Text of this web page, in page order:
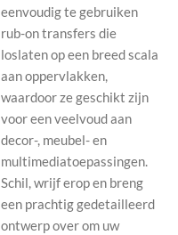
eenvoudig te gebruiken
rub-on transfers die
loslaten op een breed scala
aan oppervlakken,
waardoor ze geschikt zijn
voor een veelvoud aan
decor-, meubel- en
multimediatoepassingen.
Schil, wrijf erop en breng
een prachtig gedetailleerd
ontwerp over om uw